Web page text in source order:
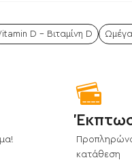
D - Βιταμίνη D
κατάθεση